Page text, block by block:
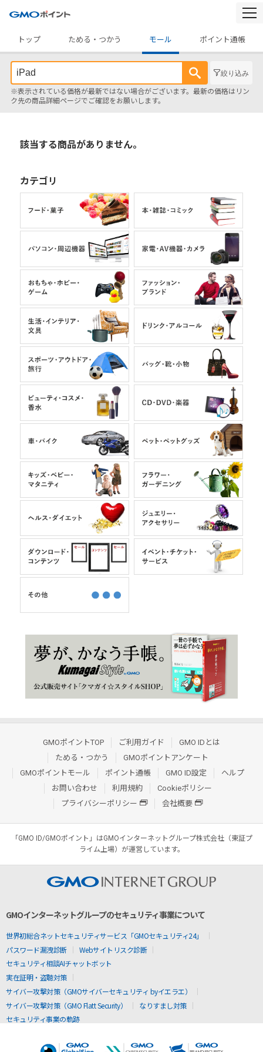
トップ
ためる・つかう モール ポイント通帳
絞り込み
※表示されている価格が最新ではない場合がございます。最新の価格はリン
ク先の商品詳細ページでご確認をお願いします。
該当する商品がありません。
カテゴリ
GMOポイントTOP ご利用ガイド
GMO IDとは
ためる・つかう
GMOポイントアンケート
GMOポイントモール
ポイント通帳 GMO ID設定
ヘルプ
お問い合わせ
利用規約
Cookieポリシー
プライバシーポリシー
会社概要
「GMO ID/GMOポイント」はGMOインターネットグループ株式会社（東証プ
ライム上場）が運営しています。
GMOインターネットグループのセキュリティ事業について
世界初総合ネットセキュリティサービス「GMOセキュリティ24」
パスワード漏洩診断
Webサイトリスク診断
セキュリティ相談AIチャットボット
実在証明・盗聴対策
サイバー攻撃対策（GMOサイバーセキュリティ byイエラエ）
サイバー攻撃対策（GMO Flatt Security）
なりすまし対策
セキュリティ事業の軌跡